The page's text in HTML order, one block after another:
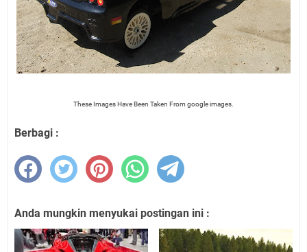
These Images Have Been Taken From google images.
Berbagi :
Anda mungkin menyukai postingan ini :